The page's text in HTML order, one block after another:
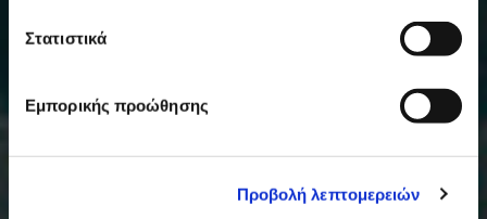
Στατιστικά
Εμπορικής προώθησης
Προβολή λεπτομερειών